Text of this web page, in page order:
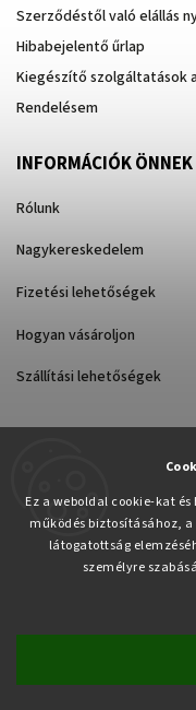
Ez a weboldal cookie-kat
működés biztosításához,
látogatottság
személyre
Szerződéstől való elállás
Hibabejelentő űrlap
Kiegészítő szolgáltatások
Rendelésem
INFORMÁCIÓK ÖNNEK
Rólunk
Nagykereskedelem
Fizetési lehetőségek
Hogyan vásároljon
Szállítási lehetőségek
Copyright 2026